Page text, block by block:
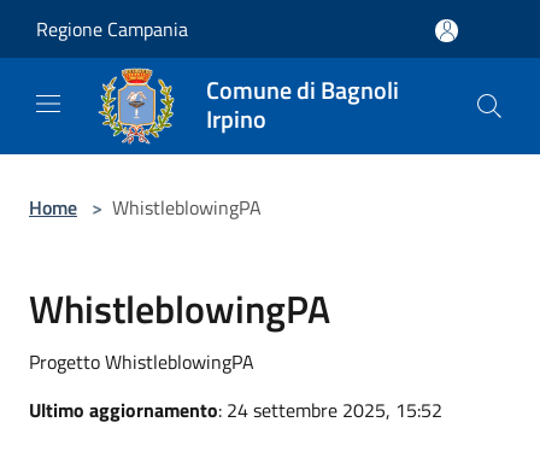
Regione Campania
Comune di Bagnoli
Irpino
Home > WhistleblowingPA
WhistleblowingPA
Progetto WhistleblowingPA
Ultimo aggiornamento: 24 settembre 2025, 15:52